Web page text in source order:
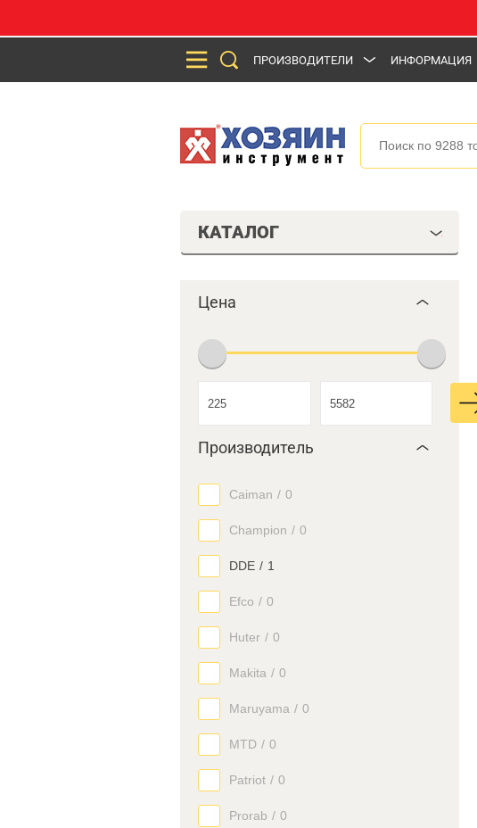
ПРОИЗВОДИТЕЛИ ИНФОРМАЦИЯ
КАТАЛОГ
Цена
Производитель
Caiman / 0
Champion / 0
DDE / 1
Efco / 0
Huter / 0
Makita / 0
Maruyama / 0
MTD / 0
Patriot / 0
Prorab / 0